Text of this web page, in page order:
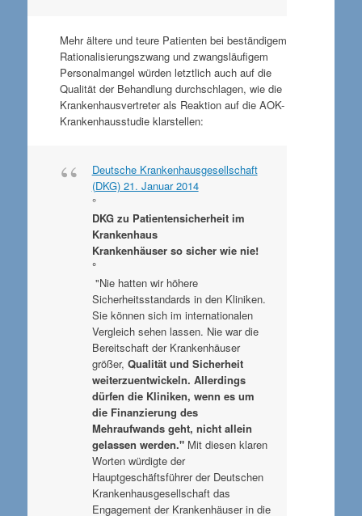
Mehr ältere und teure Patienten bei beständigem
Rationalisierungszwang und zwangsläufigem
Personalmangel würden letztlich auch auf die
Qualität der Behandlung durchschlagen, wie die
Krankenhausvertreter als Reaktion auf die AOK-
Krankenhausstudie klarstellen:
Deutsche Krankenhausgesellschaft
(DKG) 21. Januar 2014
°
DKG zu Patientensicherheit im
Krankenhaus
Krankenhäuser so sicher wie nie!
°
"Nie hatten wir höhere
Sicherheitsstandards in den Kliniken.
Sie können sich im internationalen
Vergleich sehen lassen. Nie war die
Bereitschaft der Krankenhäuser
größer, Qualität und Sicherheit
weiterzuentwickeln. Allerdings
dürfen die Kliniken, wenn es um
die Finanzierung des
Mehraufwands geht, nicht allein
gelassen werden." Mit diesen klaren
Worten würdigte der
Hauptgeschäftsführer der Deutschen
Krankenhausgesellschaft das
Engagement der Krankenhäuser in die